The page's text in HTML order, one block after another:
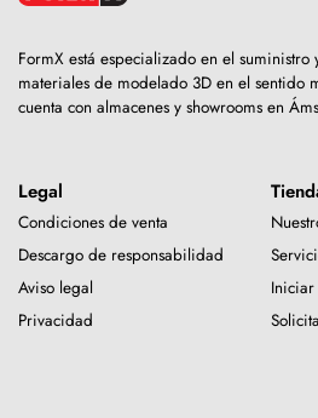
FormX está especializado en el
materiales de modelado 3D en el sentido
cuenta con almacenes y showrooms en
Legal
Condiciones de venta
Descargo de responsabilidad
Aviso legal
Privacidad
Iniciar